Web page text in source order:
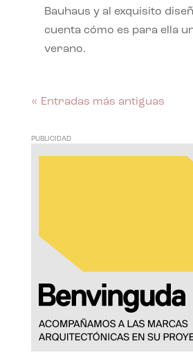
Bauhaus y al exquisito
cuenta cómo es para ella
verano.
« Entradas más antiguas
PUBLICIDAD